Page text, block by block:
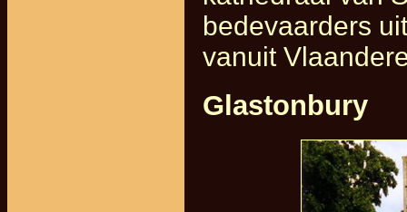
bedevaarders
vanuit
Glastonbury